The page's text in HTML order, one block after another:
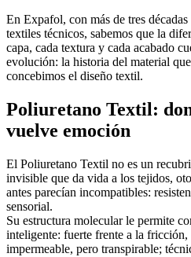
En Expafol, con más de tres
textiles técnicos, sabemos que la
capa, cada textura y cada acabado
evolución: la historia del material
concebimos el diseño textil.
Poliuretano Textil:
vuelve emoción
El Poliuretano Textil no es un
invisible que da vida a los tejidos,
antes parecían incompatibles:
sensorial.
Su estructura molecular le permite
inteligente: fuerte frente a la fricción,
impermeable, pero transpirable;